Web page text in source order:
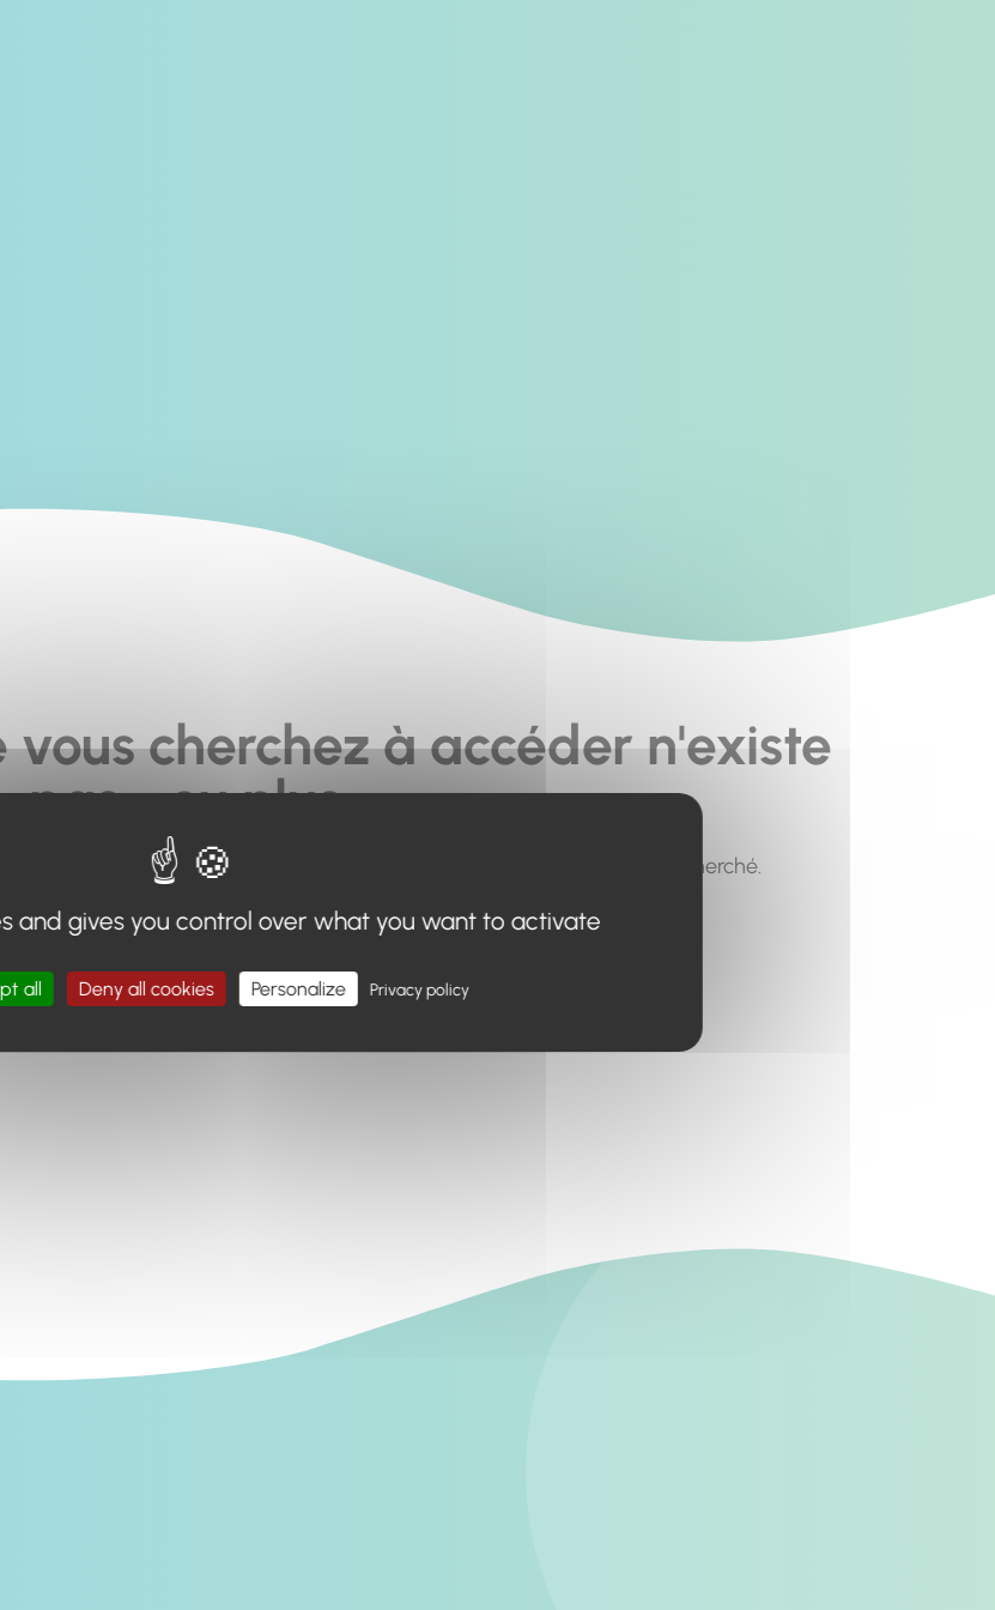
cherchez à accéder n'existe
pas... ou plus.
en haut de page, ou à utiliser le menu pour trouver le contenu recherché.
Retour à l'accueil
and gives you control over what you want to activate
all Deny all cookies Personalize Privacy policy